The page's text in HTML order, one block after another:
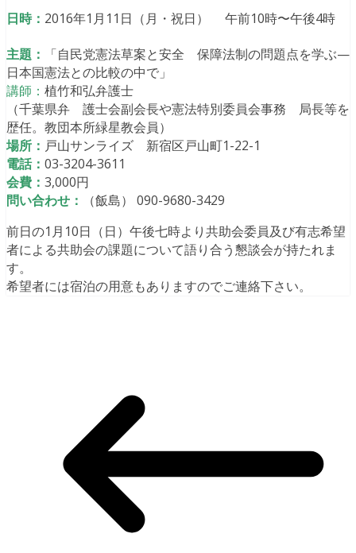
日時： 2016年1月11日（月・祝日） 午前10時〜午後4時
主題：
「自民党憲法草案と安全 保障法制の問題点を学ぶ—
日本国憲法との比較の中で」
講師： 植竹和弘弁護士
（千葉県弁 護士会副会長や憲法特別委員会事務 局長等を
歴任。教団本所緑星教会員）
場所： 戸山サンライズ 新宿区戸山町1-22-1
電話： 03-3204-3611
会費： 3,000円
問い合わせ：
（飯島） 090-9680-3429
前日の1月10日（日）午後七時より共助会委員及び有志希望
者による共助会の課題について語り合う懇談会が持たれま
す。
希望者には宿泊の用意もありますのでご連絡下さい。